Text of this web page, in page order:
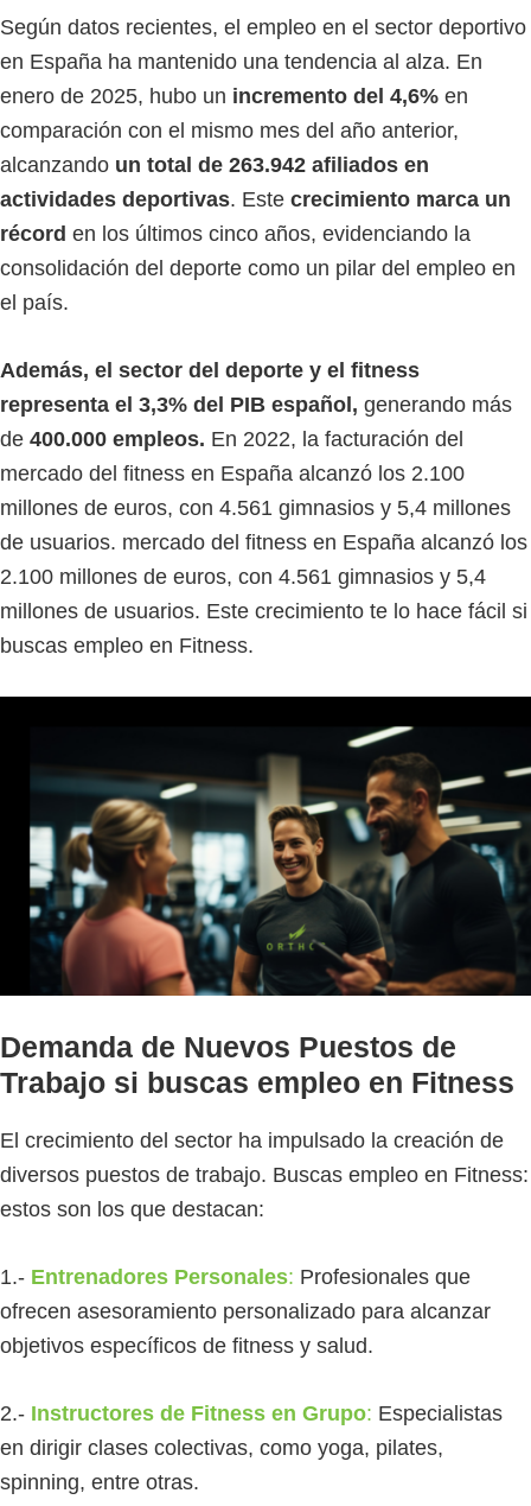
Según datos recientes, el empleo en el sector deportivo
en España ha mantenido una tendencia al alza. En
enero de 2025, hubo un incremento del 4,6% en
comparación con el mismo mes del año anterior,
alcanzando un total de 263.942 afiliados en
actividades deportivas. Este crecimiento marca un
récord en los últimos cinco años, evidenciando la
consolidación del deporte como un pilar del empleo en
el país.
Además, el sector del deporte y el fitness
representa el 3,3% del PIB español, generando más
de 400.000 empleos. En 2022, la facturación del
mercado del fitness en España alcanzó los 2.100
millones de euros, con 4.561 gimnasios y 5,4 millones
de usuarios. mercado del fitness en España alcanzó los
2.100 millones de euros, con 4.561 gimnasios y 5,4
millones de usuarios. Este crecimiento te lo hace fácil si
buscas empleo en Fitness.
Demanda de Nuevos Puestos de
Trabajo si buscas empleo en Fitness
El crecimiento del sector ha impulsado la creación de
diversos puestos de trabajo. Buscas empleo en Fitness:
estos son los que destacan:
1.- Entrenadores Personales: Profesionales que
ofrecen asesoramiento personalizado para alcanzar
objetivos específicos de fitness y salud.
2.- Instructores de Fitness en Grupo: Especialistas
en dirigir clases colectivas, como yoga, pilates,
spinning, entre otras.